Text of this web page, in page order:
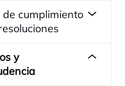
de cumplimiento
y